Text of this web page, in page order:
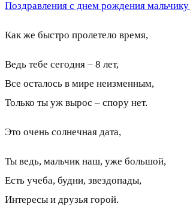
Поздравления с днем рождения мальчику
Как же быстро пролетело время,
Ведь тебе сегодня – 8 лет,
Все осталось в мире неизменным,
Только ты уж вырос – спору нет.
Это очень солнечная дата,
Ты ведь, мальчик наш, уже большой,
Есть учеба, будни, звездопады,
Интересы и друзья горой.